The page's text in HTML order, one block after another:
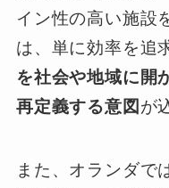
イン性の高い施設
は、単に効率を追
を社会や地域に開
再定義する意図 が
また、オランダで